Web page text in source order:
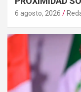
6 agosto, 2026